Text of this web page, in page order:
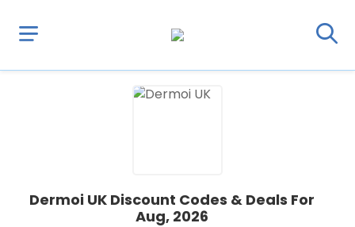
Dermoi UK Discount Codes & Deals For
Aug, 2026